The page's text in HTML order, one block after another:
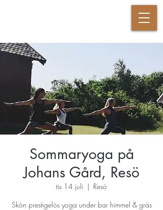
Sommaryoga på
Johans Gård, Resö
tis 14 juli
  |
Resö
Skön prestigelös yoga under bar himmel & gräs